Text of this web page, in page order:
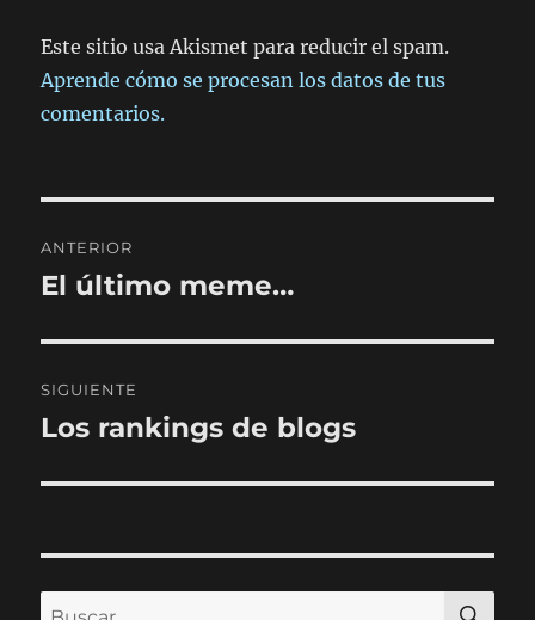
Este sitio usa Akismet para reducir el spam.
Aprende cómo se procesan los datos de tus
comentarios.
de
ANTERIOR
Entrada
El último meme…
SIGUIENTE
Entrada
Los rankings de blogs
Buscar